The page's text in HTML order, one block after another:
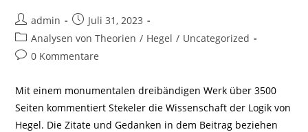
Beitrags-
Autor:
admin
Beitrag
veröffentlicht:
Juli 31, 2023
Beitrags-
Kategorie:
Analysen von Theorien / Hegel / Uncategorized
Beitrags-
0 Kommentare
Mit einem monumentalen dreibändigen Werk über 3500
Seiten kommentiert Stekeler die Wissenschaft der Logik von
Hegel. Die Zitate und Gedanken in dem Beitrag beziehen